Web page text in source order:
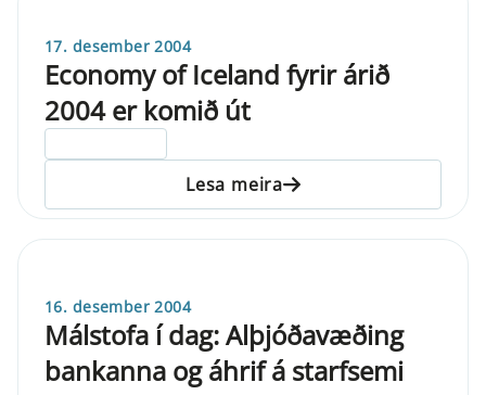
17. desember 2004
Economy of Iceland fyrir árið
2004 er komið út
Lesa meira
16. desember 2004
Málstofa í dag: Alþjóðavæðing
bankanna og áhrif á starfsemi